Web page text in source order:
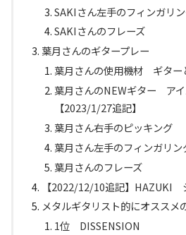
SAKIさん左手のフィンガリ
SAKIさんのフレーズ
葉月さんのギタープレー
葉月さんの使用機材 ギター
葉月さんのNEWギター ア
【2023/1/27追記】
葉月さん右手のピッキング
葉月さん左手のフィンガリン
葉月さんのフレーズ
【2022/12/10追記】HAZUKI
メタルギタリスト的にオススメ
1位 DISSENSION